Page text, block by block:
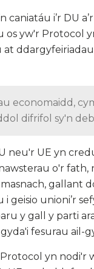
caniatáu i’r DU
os yw'r Protocol
at
economaidd,
difrifol sy'n
neu'r UE yn
o'r fath,
gallant
geisio unioni’r
y gall y parti
fesurau ail-
Protocol yn nodi'r